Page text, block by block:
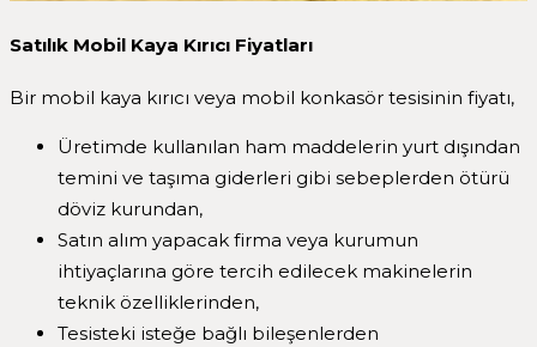
Satılık Mobil Kaya Kırıcı Fiyatları
Bir mobil kaya kırıcı veya mobil konkasör tesisinin fiyatı,
Üretimde kullanılan ham maddelerin yurt dışından
temini ve taşıma giderleri gibi sebeplerden ötürü
döviz kurundan,
Satın alım yapacak firma veya kurumun
ihtiyaçlarına göre tercih edilecek makinelerin
teknik özelliklerinden,
Tesisteki isteğe bağlı bileşenlerden